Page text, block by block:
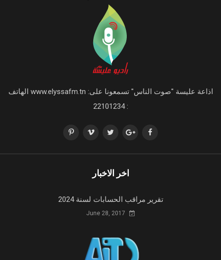
اذاعة عليسة "صوت الناس" تسمعونا على: www.elyssafm.tn الهاتف
: 22101234
اخر الاخبار
تقرير مراقب الحسابات لسنة 2024